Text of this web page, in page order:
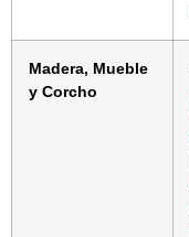
Madera, Mueble
y Corcho